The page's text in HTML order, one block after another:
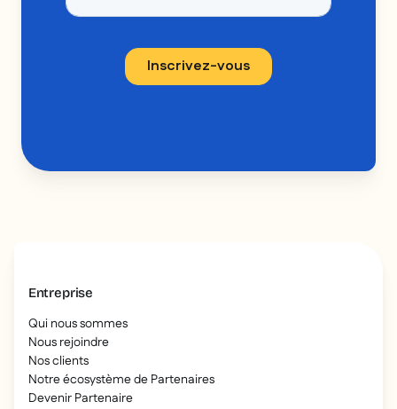
Entreprise
Qui nous sommes
Nous rejoindre
Nos clients
Notre écosystème de Partenaires
Devenir Partenaire